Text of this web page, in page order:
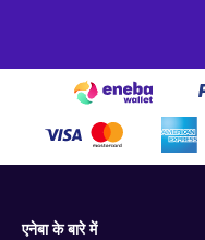
एनेबा के बारे में